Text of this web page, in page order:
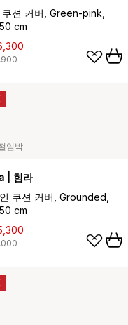
쿠션 커버, Green-pink,
cm
임박
| 힘라
쿠션 커버, Grounded,
cm